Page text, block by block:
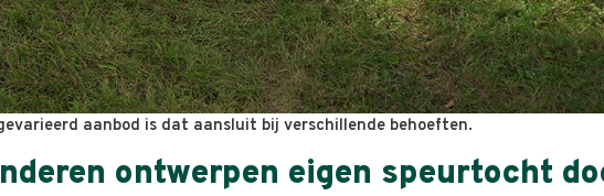
aanbod is dat aansluit bij verschillende behoeften.
ontwerpen eigen speurtocht